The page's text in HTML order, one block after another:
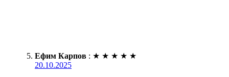
Ефим Карпов : ★ ★ ★ ★ ★
20.10.2025